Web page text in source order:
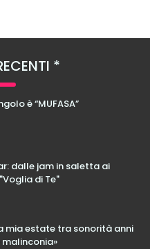
è “MUFASA”
dalle jam in saletta ai
di Te"
mia estate tra sonorità anni
malinconia»